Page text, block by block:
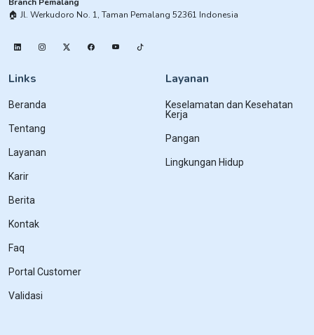
​🏠︎ Jl. Werkudoro No. 1, Taman Pemalang 52361 Indonesia
Links
Beranda
Tentang
Layanan
Karir
Berita
Kontak
Faq
Portal Customer
Validasi
Layanan
Keselamatan dan Kesehatan
Kerja
Pangan
Lingkungan Hidup